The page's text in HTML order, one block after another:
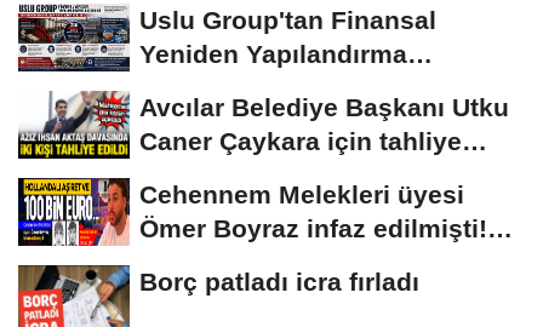
Uslu Group'tan Finansal
Yeniden Yapılandırma
Avcılar Belediye Başkanı Utku
Caner Çaykara için tahliye
Cehennem Melekleri üyesi
Ömer Boyraz infaz edilmişti!
Borç patladı icra fırladı